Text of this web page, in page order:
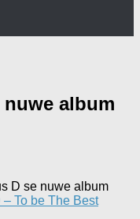
album
D se nuwe album
To be The Best